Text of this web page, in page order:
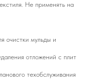
Не применять на
очистки мульды и
отложений с плит
техобслуживания